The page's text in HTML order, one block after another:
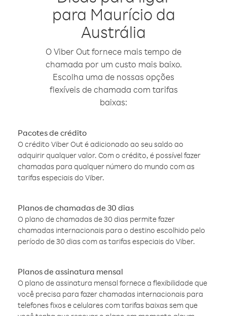
para Maurício da
Austrália
O Viber Out fornece mais tempo de
chamada por um custo mais baixo.
Escolha uma de nossas opções
flexíveis de chamada com tarifas
baixas:
Pacotes de crédito
O crédito Viber Out é adicionado ao seu saldo ao
adquirir qualquer valor. Com o crédito, é possível fazer
chamadas para qualquer número do mundo com as
tarifas especiais do Viber.
Planos de chamadas de 30 dias
O plano de chamadas de 30 dias permite fazer
chamadas internacionais para o destino escolhido pelo
período de 30 dias com as tarifas especiais do Viber.
Planos de assinatura mensal
O plano de assinatura mensal fornece a flexibilidade que
você precisa para fazer chamadas internacionais para
telefones fixos e celulares com tarifas baixas sem que